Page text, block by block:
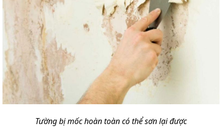
Tường bị mốc hoàn toàn có thể sơn lại được